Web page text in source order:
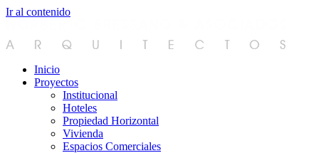
Ir al contenido
Inicio
Proyectos
Institucional
Hoteles
Propiedad Horizontal
Vivienda
Espacios Comerciales